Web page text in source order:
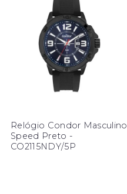
Relógio Condor Masculino
Speed Preto -
CO2115NDY/5P